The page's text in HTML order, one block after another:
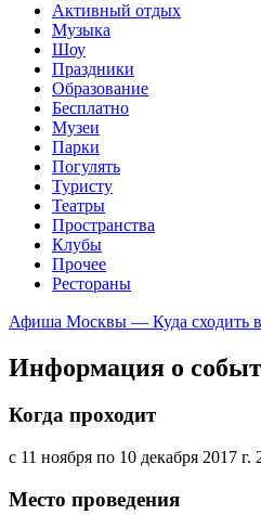
Активный отдых
Музыка
Шоу
Праздники
Образование
Бесплатно
Музеи
Парки
Погулять
Туристу
Театры
Пространства
Клубы
Прочее
Рестораны
Афиша Москвы — Куда сходить
Информация о
Когда проходит
с 11 ноября по 10 декабря 2017 г.
Место проведения